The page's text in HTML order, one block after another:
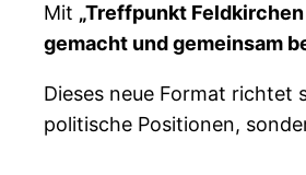
Mit „Treffpunkt Feldkirchen
gemacht und gemeinsam
Dieses neue Format richtet
politische Positionen,